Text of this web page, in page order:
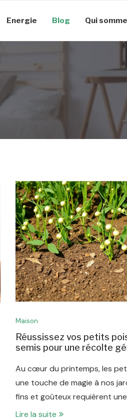
Energie Blog Qui
Maison
Réussissez vos petits
semis pour une récolte
Au cœur du printemps, les
une touche de magie à nos
fins et goûteux requièrent
Lire la suite